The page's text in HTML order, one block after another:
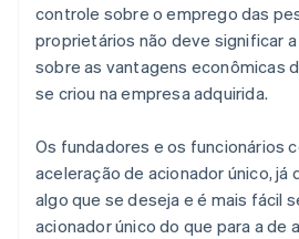
controle sobre o emprego das
proprietários não deve significar
sobre as vantagens econômicas
se criou na empresa adquirida.
Os fundadores e os funcionários
aceleração de acionador único, já
algo que se deseja e é mais fácil
acionador único do que para a de